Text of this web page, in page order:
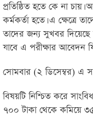
প্রতিষ্ঠিত হতে কে না চায়।
কর্মকর্তা হতে। এ ক্ষেত্রে
তাদের জন্য সুখবর
যাবে এ পরীক্ষার আবেদন
সোমবার (২ ডিসেম্বর) এ
বিষয়টি নিশ্চিত করে
৭০০ টাকা থেকে কমিয়ে